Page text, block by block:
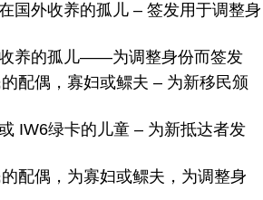
国外收养的孤儿 – 签发用于调整身
养的孤儿——为调整身份而签发
配偶，寡妇或鳏夫 – 为新移民颁
IW6绿卡的儿童 – 为新抵达者发
配偶，为寡妇或鳏夫，为调整身